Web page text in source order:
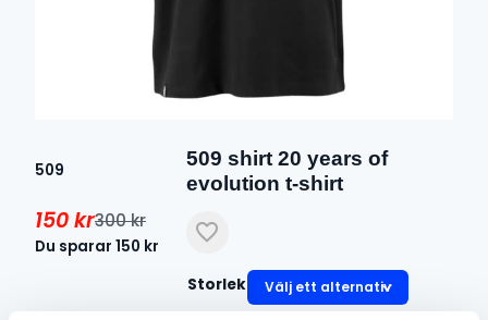
509
509 shirt 20 years of
evolution t-shirt
300kr
Det
150kr
Det
Du sparar 150 kr
Storlek